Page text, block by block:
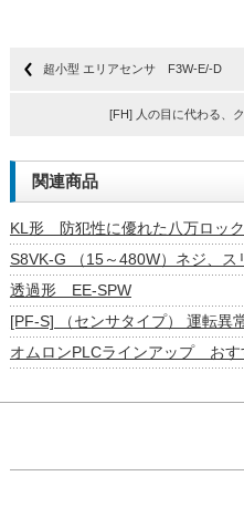
超小型 エリアセンサ F3W-E/-D
[FH] 人の目に代わる、
関連商品
KL形 防犯性に優れた八万ロッ
S8VK-G （15～480W）ネジ、ス
透過形 EE-SPW
[PF-S] （センサタイプ） 運転異
オムロンPLCラインアップ おす